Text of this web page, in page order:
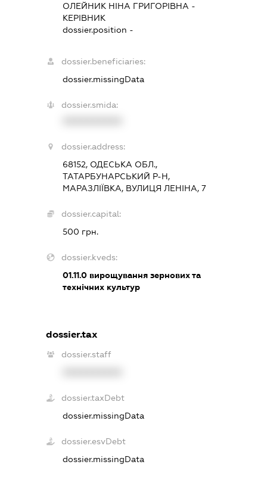
ОЛЕЙНИК НІНА ГРИГОРІВНА -
КЕРІВНИК
dossier.position -
dossier.beneficiaries:
dossier.missingData
dossier.smida:
dossier.address:
68152, ОДЕСЬКА ОБЛ.,
ТАТАРБУНАРСЬКИЙ Р-Н,
МАРАЗЛІЇВКА, ВУЛИЦЯ ЛЕНІНА, 7
dossier.capital:
500 грн.
dossier.kveds:
01.11.0 вирощування зернових та
технічних культур
dossier.tax
dossier.staff
dossier.taxDebt
dossier.missingData
dossier.esvDebt
dossier.missingData